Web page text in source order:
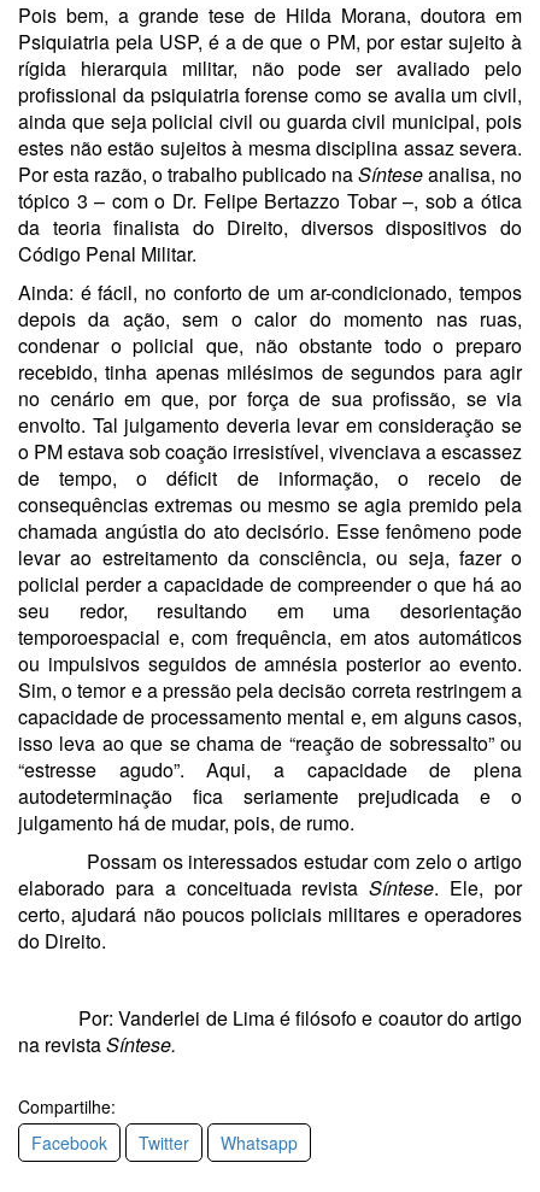
Pois bem, a grande tese de Hilda Morana, doutora em
Psiquiatria pela USP, é a de que o PM, por estar sujeito à
rígida hierarquia militar, não pode ser avaliado pelo
profissional da psiquiatria forense como se avalia um civil,
ainda que seja policial civil ou guarda civil municipal, pois
estes não estão sujeitos à mesma disciplina assaz severa.
Por esta razão, o trabalho publicado naSínteseanalisa, no
tópico 3 – com o Dr. Felipe Bertazzo Tobar –, sob a ótica
da teoria finalista do Direito, diversos dispositivos do
Código Penal Militar.
Ainda: é fácil, no conforto de um ar-condicionado, tempos
depois da ação, sem o calor do momento nas ruas,
condenar o policial que, não obstante todo o preparo
recebido, tinha apenas milésimos de segundos para agir
no cenário em que, por força de sua profissão, se via
envolto. Tal julgamento deveria levar em consideração se
o PM estava sob coação irresistível, vivenciava a escassez
de tempo, o déficit de informação, o receio de
consequências extremas ou mesmo se agia premido pela
chamada angústia do ato decisório. Esse fenômeno pode
levar ao estreitamento da consciência, ou seja, fazer o
policial perder a capacidade de compreender o que há ao
seu redor, resultando em uma desorientação
temporoespacial e, com frequência, em atos automáticos
ou impulsivos seguidos de amnésia posterior ao evento.
Sim, o temor e a pressão pela decisão correta restringem a
capacidade de processamento mental e, em alguns casos,
isso leva ao que se chama de “reação de sobressalto” ou
“estresse agudo”. Aqui, a capacidade de plena
autodeterminação fica seriamente prejudicada e o
julgamento há de mudar, pois, de rumo.
Possam os interessados estudar com zelo o artigo
elaborado para a conceituada revistaSíntese. Ele, por
certo, ajudará não poucos policiais militares e operadores
do Direito.
Por: Vanderlei de Lima é filósofo e coautor do artigo
na revistaSíntese.
Compartilhe:
Facebook
Twitter Whatsapp